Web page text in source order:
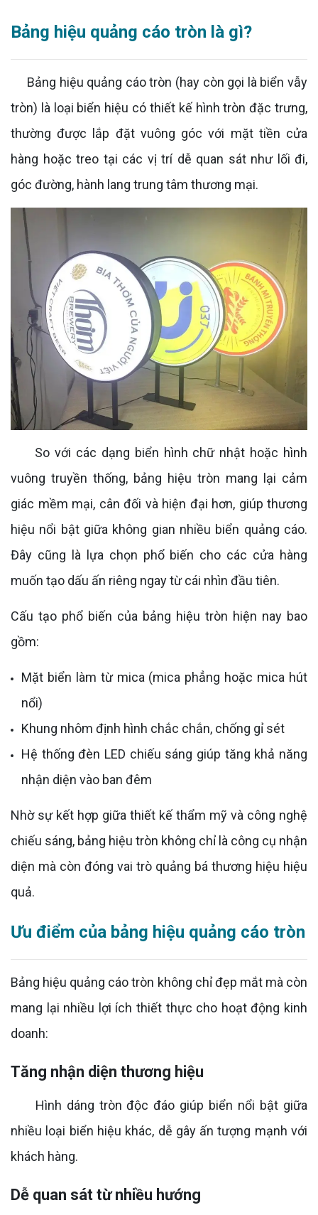
Bảng hiệu quảng cáo tròn là gì?
Bảng hiệu quảng cáo tròn (hay còn gọi là biển vẫy
tròn) là loại biển hiệu có thiết kế hình tròn đặc trưng,
thường được lắp đặt vuông góc với mặt tiền cửa
hàng hoặc treo tại các vị trí dễ quan sát như lối đi,
góc đường, hành lang trung tâm thương mại.
So với các dạng biển hình chữ nhật hoặc hình
vuông truyền thống, bảng hiệu tròn mang lại cảm
giác mềm mại, cân đối và hiện đại hơn, giúp thương
hiệu nổi bật giữa không gian nhiều biển quảng cáo.
Đây cũng là lựa chọn phổ biến cho các cửa hàng
muốn tạo dấu ấn riêng ngay từ cái nhìn đầu tiên.
Cấu tạo phổ biến của bảng hiệu tròn hiện nay bao
gồm:
Mặt biển làm từ mica (mica phẳng hoặc mica hút
nổi)
Khung nhôm định hình chắc chắn, chống gỉ sét
Hệ thống đèn LED chiếu sáng giúp tăng khả năng
nhận diện vào ban đêm
Nhờ sự kết hợp giữa thiết kế thẩm mỹ và công nghệ
chiếu sáng, bảng hiệu tròn không chỉ là công cụ nhận
diện mà còn đóng vai trò quảng bá thương hiệu hiệu
quả.
Ưu điểm của bảng hiệu quảng cáo tròn
Bảng hiệu quảng cáo tròn không chỉ đẹp mắt mà còn
mang lại nhiều lợi ích thiết thực cho hoạt động kinh
doanh:
Tăng nhận diện thương hiệu
Hình dáng tròn độc đáo giúp biển nổi bật giữa
nhiều loại biển hiệu khác, dễ gây ấn tượng mạnh với
khách hàng.
Dễ quan sát từ nhiều hướng